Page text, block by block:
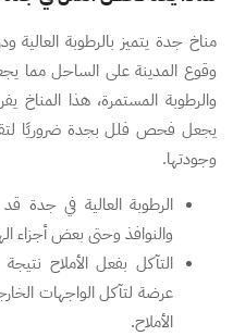
مناخ جدة يتميز بالرطوبة العالية
وقوع المدينة على الساحل مما
والرطوبة المستمرة، هذا
يجعل فحص فلل بجدة ضروريًا
وجودتها.
الرطوبة العالية في جدة
والنوافذ وحتى بعض أجزاء
التآكل بفعل الأملاح
عرضة لتآكل الواجهات
الأملاح.